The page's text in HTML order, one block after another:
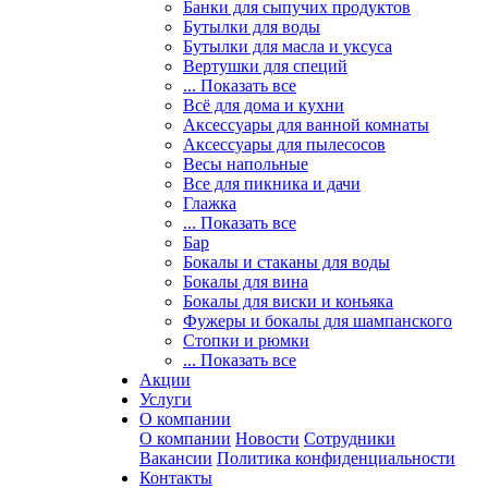
Банки для сыпучих продуктов
Бутылки для воды
Бутылки для масла и уксуса
Вертушки для специй
... Показать все
Всё для дома и кухни
Аксессуары для ванной комнаты
Аксессуары для пылесосов
Весы напольные
Все для пикника и дачи
Глажка
... Показать все
Бар
Бокалы и стаканы для воды
Бокалы для вина
Бокалы для виски и коньяка
Фужеры и бокалы для шампанского
Стопки и рюмки
... Показать все
Акции
Услуги
О компании
О компании Новости Сотрудники
Вакансии Политика конфиденциальности
Контакты